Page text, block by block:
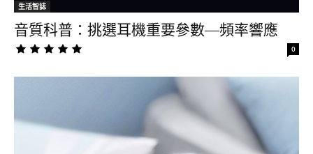
生活智誌
音質科普：挑選耳機重要參數—頻率響應
0